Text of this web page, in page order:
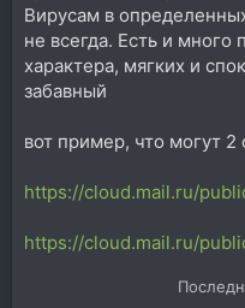
Вирусам в
не всегда. Есть и много
характера, мягких и
забавный
вот пример, что могут 2
https://cloud.mail.ru/
https://cloud.mail.ru/